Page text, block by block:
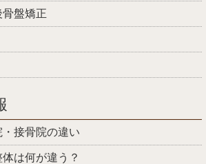
盤矯正
接骨院の違い
は何が違う？